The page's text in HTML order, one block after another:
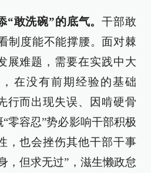
“敢洗碗”的底气。干部敢
制度能不能撑腰。面对棘
展难题，需要在实践中大
在没有前期经验的基础
行而出现失误、因啃硬骨
零容忍”势必影响干部积极
，也会挫伤其他干部干事
，但求无过”，滋生懒政怠